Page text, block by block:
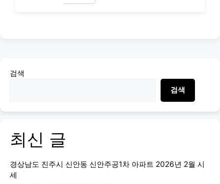
검색
검색
최신 글
경상남도 진주시 신안동 신안주공1차 아파트 2026년 2월 시
세